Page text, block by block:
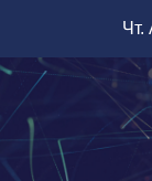
содержимому
Чт.